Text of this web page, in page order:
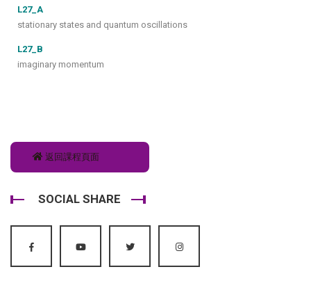
L27_A
stationary states and quantum oscillations
L27_B
imaginary momentum
返回課程頁面
SOCIAL SHARE